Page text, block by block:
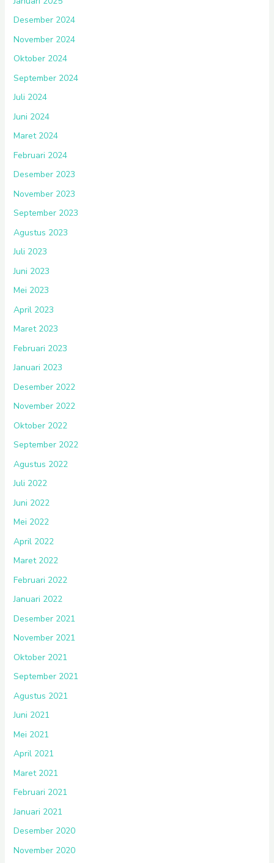
Desember 2024
November 2024
Oktober 2024
September 2024
Juli 2024
Juni 2024
Maret 2024
Februari 2024
Desember 2023
November 2023
September 2023
Agustus 2023
Juli 2023
Juni 2023
Mei 2023
April 2023
Maret 2023
Februari 2023
Januari 2023
Desember 2022
November 2022
Oktober 2022
September 2022
Agustus 2022
Juli 2022
Juni 2022
Mei 2022
April 2022
Maret 2022
Februari 2022
Januari 2022
Desember 2021
November 2021
Oktober 2021
September 2021
Agustus 2021
Juni 2021
Mei 2021
April 2021
Maret 2021
Februari 2021
Januari 2021
Desember 2020
November 2020